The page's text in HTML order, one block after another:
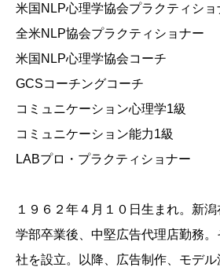
米国NLP心理学協会プラクティショ
全米NLP協会プラクティショナー
米国NLP心理学協会コーチ
GCSコーチングコーチ
コミュニケーション心理学1級
コミュニケーション能力1級
LABプロ・プラクティショナー
１９６２年４月１０日生まれ。新
学部卒業後、中堅広告代理店勤務
社を設立。以降、広告制作、モデ